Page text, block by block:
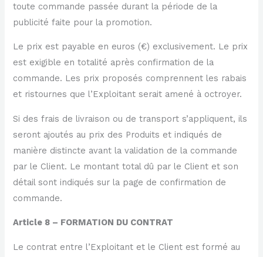
toute commande passée durant la période de la
publicité faite pour la promotion.
Le prix est payable en euros (€) exclusivement. Le prix
est exigible en totalité après confirmation de la
commande. Les prix proposés comprennent les rabais
et ristournes que l’Exploitant serait amené à octroyer.
Si des frais de livraison ou de transport s’appliquent, ils
seront ajoutés au prix des Produits et indiqués de
manière distincte avant la validation de la commande
par le Client. Le montant total dû par le Client et son
détail sont indiqués sur la page de confirmation de
commande.
Article 8 – FORMATION DU CONTRAT
Le contrat entre l’Exploitant et le Client est formé au